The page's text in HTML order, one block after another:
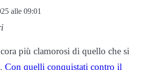
alle 09:01
più clamorosi di quello che si
Con quelli conquistati contro il